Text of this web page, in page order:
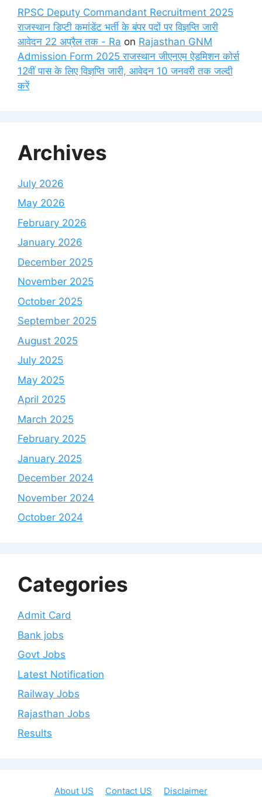
RPSC Deputy Commandant Recruitment 2025
राजस्थान डिप्टी कमांडेंट भर्ती के बंपर पदों पर विज्ञप्ति जारी
आवेदन 22 अप्रैल तक - Ra on Rajasthan GNM
Admission Form 2025 राजस्थान जीएनएम ऐडमिशन कोर्स
12वीं पास के लिए विज्ञप्ति जारी, आवेदन 10 जनवरी तक जल्दी
करें
Archives
July 2026
May 2026
February 2026
January 2026
December 2025
November 2025
October 2025
September 2025
August 2025
July 2025
May 2025
April 2025
March 2025
February 2025
January 2025
December 2024
November 2024
October 2024
Categories
Admit Card
Bank jobs
Govt Jobs
Latest Notification
Railway Jobs
Rajasthan Jobs
Results
About US Contact US Disclaimer